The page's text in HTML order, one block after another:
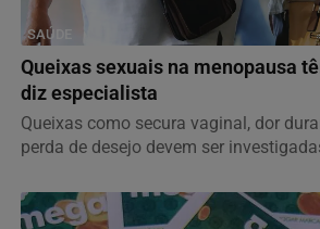
SAÚDE
Queixas sexuais na menopausa
diz especialista
Queixas como secura vaginal, dor
perda de desejo devem ser